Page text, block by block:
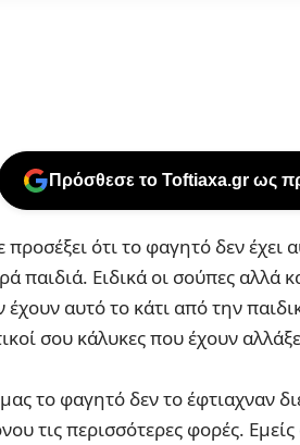
Πρόσθεσε το Toftiaxa.gr ως
προσέξει ότι το φαγητό δεν έχει
παιδιά. Ειδικά οι σούπες αλλά
έχουν αυτό το κάτι από την
σου κάλυκες που έχουν
μας το φαγητό δεν το έφτιαχναν
τις περισσότερες φορές.